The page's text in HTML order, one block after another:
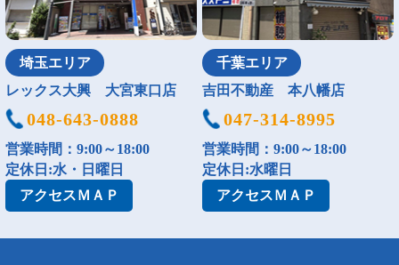
埼玉エリア
レックス大興 大宮東口店
048-643-0888
営業時間：9:00～18:00
定休日:水・日曜日
アクセスＭＡＰ
千葉エリア
吉田不動産 本八幡店
047-314-8995
営業時間：9:00～18:00
定休日:水曜日
アクセスＭＡＰ